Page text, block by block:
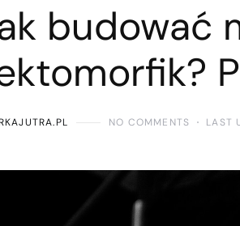
budować
NO COMMENTS LAST